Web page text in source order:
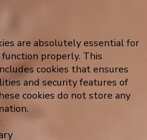
are absolutely essential for
properly. This
cookies that ensures
and security features of
cookies do not store any